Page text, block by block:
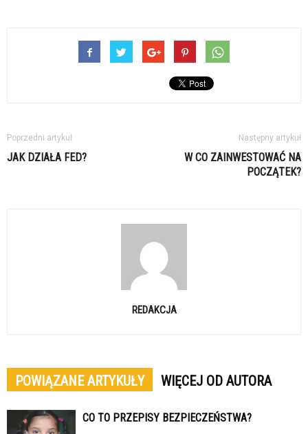
Poprzedni artykuł
JAK DZIAŁA FED?
Następny artykuł
W CO ZAINWESTOWAĆ NA
POCZĄTEK?
REDAKCJA
POWIĄZANE ARTYKUŁY WIĘCEJ OD AUTORA
CO TO PRZEPISY BEZPIECZEŃSTWA?